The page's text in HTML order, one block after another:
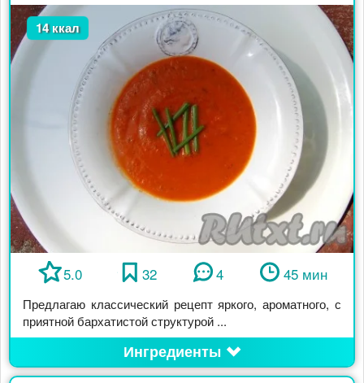
14 ккал
5.0 32 4 45 мин
Предлагаю классический рецепт яркого, ароматного, с
приятной бархатистой структурой ...
Ингредиенты